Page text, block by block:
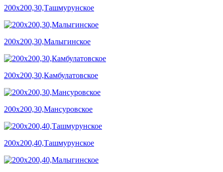
200х200,30,Ташмурунское
200х200,30,Малыгинское
200х200,30,Камбулатовское
200х200,30,Мансуровское
200х200,40,Ташмурунское